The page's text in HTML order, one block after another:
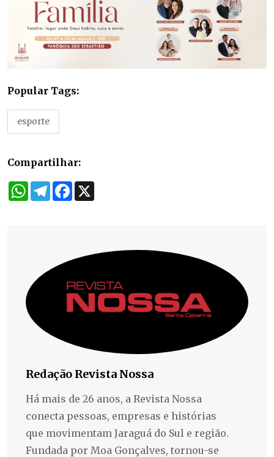
Popular Tags:
esporte
Compartilhar:
WhatsApp
TelegramFacebook
Redação Revista Nossa
Há mais de 26 anos, a Revista Nossa
conecta pessoas, empresas e histórias
que movimentam Jaraguá do Sul e região.
Fundada por Moa Gonçalves, tornou-se